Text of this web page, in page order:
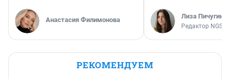
Анастасия Филимонова Лиза Пичугина
Редактор
РЕКОМЕНДУЕМ